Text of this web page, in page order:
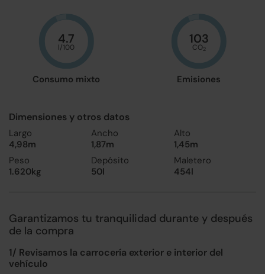
Consumo mixto
4.7
l/100
Emisiones
103
CO2
Dimensiones y otros datos
Largo
4,98m
Ancho
1,87m
Alto
1,45m
Peso
1.620kg
Depósito
50l
Maletero
454l
Garantizamos tu tranquilidad durante y después
de la compra
1/ Revisamos la carrocería exterior e interior del
vehículo